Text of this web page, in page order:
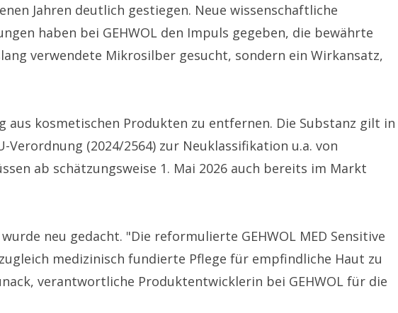
Jahren deutlich gestiegen. Neue wissenschaftliche
haben bei GEHWOL den Impuls gegeben, die bewährte
verwendete Mikrosilber gesucht, sondern ein Wirkansatz,
kosmetischen Produkten zu entfernen. Die Substanz gilt in
(2024/2564) zur Neuklassifikation u.a. von
ab schätzungsweise 1. Mai 2026 auch bereits im Markt
neu gedacht. "Die reformulierte GEHWOL MED Sensitive
medizinisch fundierte Pflege für empfindliche Haut zu
verantwortliche Produktentwicklerin bei GEHWOL für die